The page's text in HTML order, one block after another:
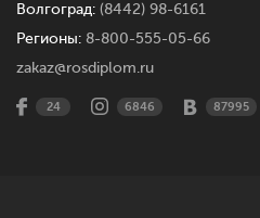
Волгоград: (8442) 98-6161
Регионы: 8-800-555-05-66
zakaz@rosdiplom.ru
24 6846 87995